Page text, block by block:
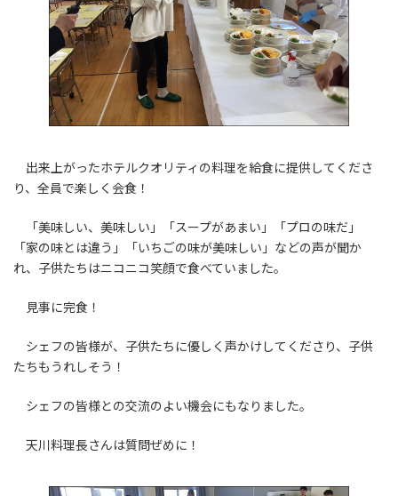
出来上がったホテルクオリティの料理を給食に提供してくださ
り、全員で楽しく会食！
「美味しい、美味しい」「スープがあまい」「プロの味だ」
「家の味とは違う」「いちごの味が美味しい」などの声が聞か
れ、子供たちはニコニコ笑顔で食べていました。
見事に完食！
シェフの皆様が、子供たちに優しく声かけしてくださり、子供
たちもうれしそう！
シェフの皆様との交流のよい機会にもなりました。
天川料理長さんは質問ぜめに！